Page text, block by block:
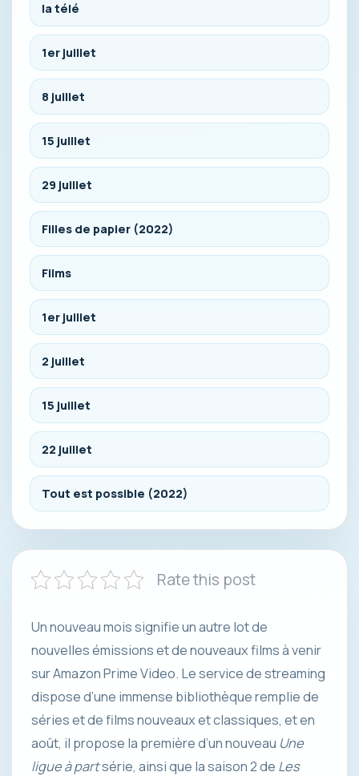
la télé
1er juillet
8 juillet
15 juillet
29 juillet
Filles de papier (2022)
Films
1er juillet
2 juillet
15 juillet
22 juillet
Tout est possible (2022)
Rate this post
Un nouveau mois signifie un autre lot de
nouvelles émissions et de nouveaux films à venir
sur Amazon Prime Video. Le service de streaming
dispose d’une immense bibliothèque remplie de
séries et de films nouveaux et classiques, et en
août, il propose la première d’un nouveau Une
ligue à partsérie, ainsi que la saison 2 de Les